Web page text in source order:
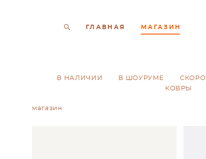
ГЛАВНАЯ МАГАЗИН
В НАЛИЧИИ В ШОУРУМЕ СКОРО
КОВРЫ
магазин